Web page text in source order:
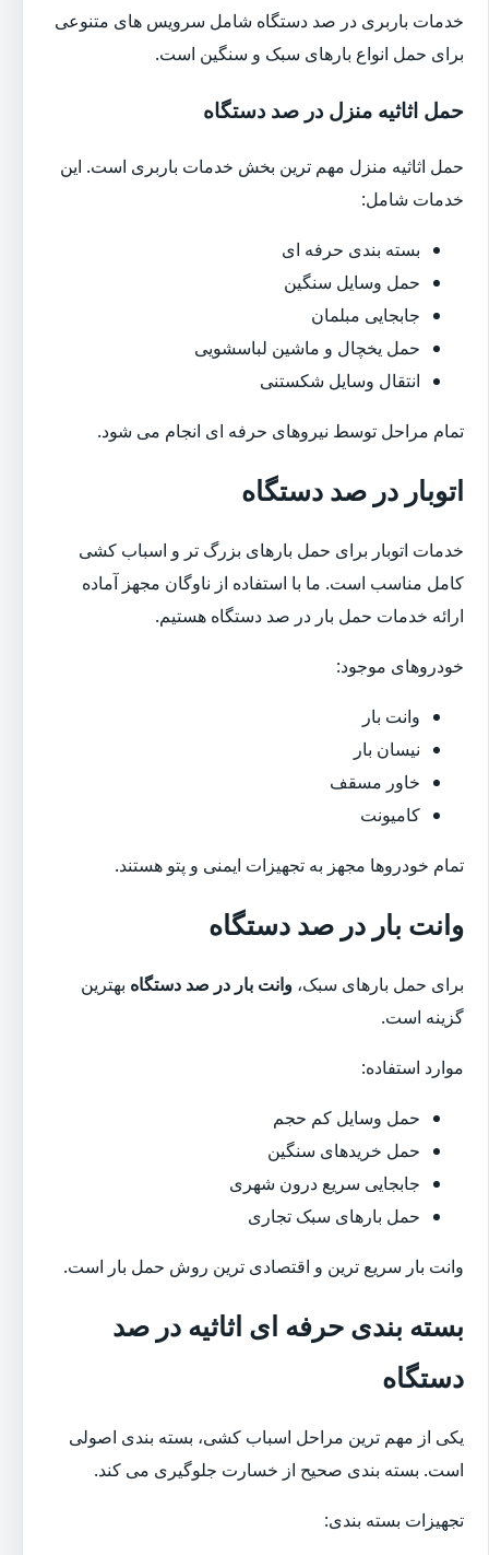
خدمات باربری در صد دستگاه شامل سرویس های متنوعی
برای حمل انواع بارهای سبک و سنگین است.
حمل اثاثیه منزل در صد دستگاه
حمل اثاثیه منزل مهم ترین بخش خدمات باربری است. این
خدمات شامل:
بسته بندی حرفه ای
حمل وسایل سنگین
جابجایی مبلمان
حمل یخچال و ماشین لباسشویی
انتقال وسایل شکستنی
تمام مراحل توسط نیروهای حرفه ای انجام می شود.
اتوبار در صد دستگاه
خدمات اتوبار برای حمل بارهای بزرگ تر و اسباب کشی
کامل مناسب است. ما با استفاده از ناوگان مجهز آماده
ارائه خدمات حمل بار در صد دستگاه هستیم.
خودروهای موجود:
وانت بار
نیسان بار
خاور مسقف
کامیونت
تمام خودروها مجهز به تجهیزات ایمنی و پتو هستند.
وانت بار در صد دستگاه
برای حمل بارهای سبک، وانت بار در صد دستگاه بهترین
گزینه است.
موارد استفاده:
حمل وسایل کم حجم
حمل خریدهای سنگین
جابجایی سریع درون شهری
حمل بارهای سبک تجاری
وانت بار سریع ترین و اقتصادی ترین روش حمل بار است.
بسته بندی حرفه ای اثاثیه در صد
دستگاه
یکی از مهم ترین مراحل اسباب کشی، بسته بندی اصولی
است. بسته بندی صحیح از خسارت جلوگیری می کند.
تجهیزات بسته بندی: